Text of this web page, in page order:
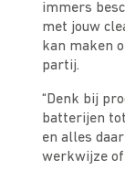
immers
met jouw
kan maken
partij.
“Denk bij
batterijen
en alles
werkwijze of